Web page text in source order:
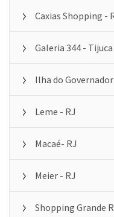
Caxias Shopping -
Galeria 344 - Tijuca
Ilha do Governador
Leme - RJ
Macaé- RJ
Meier - RJ
Shopping Grande